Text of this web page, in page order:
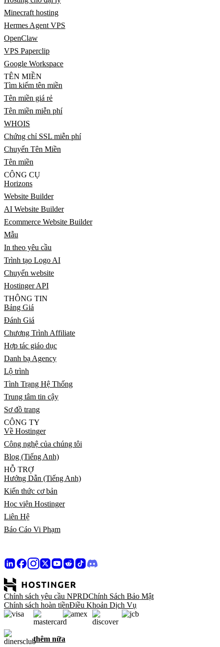
Minecraft hosting
Hermes Agent VPS
OpenClaw
VPS Paperclip
Google Workspace
TÊN MIỀN
Tìm kiếm tên miền
Tên miền giá rẻ
Tên miền miễn phí
WHOIS
Chứng chỉ SSL miễn phí
Chuyển Tên Miền
Tên miền
CÔNG CỤ
Horizons
Website Builder
AI Website Builder
Ecommerce Website Builder
Mẫu
In theo yêu cầu
Trình tạo Logo AI
Chuyển website
Hostinger API
THÔNG TIN
Bảng Giá
Đánh Giá
Chương Trình Affiliate
Hợp tác giáo dục
Danh bạ Agency
Lộ trình
Tình Trạng Hệ Thống
Trung tâm tin cậy
Sơ đồ trang
CÔNG TY
Về Hostinger
Công nghệ của chúng tôi
Blog (Tiếng Anh)
HỖ TRỢ
Hướng Dẫn (Tiếng Anh)
Kiến thức cơ bản
Học viện Hostinger
Liên Hệ
Báo Cáo Vi Phạm
Chính sách yêu cầu NPRDChính Sách Bảo Mật
Chính sách hoàn tiềnĐiều Khoản Dịch Vụ
thêm nữa